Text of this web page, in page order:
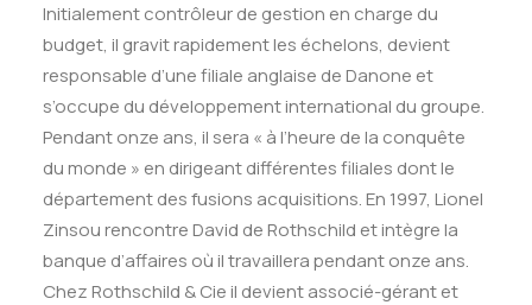
Initialement contrôleur de gestion en charge du
budget, il gravit rapidement les échelons, devient
responsable d’une filiale anglaise de Danone et
s’occupe du développement international du groupe.
Pendant onze ans, il sera « à l’heure de la conquête
du monde » en dirigeant différentes filiales dont le
département des fusions acquisitions. En 1997, Lionel
Zinsou rencontre David de Rothschild et intègre la
banque d’affaires où il travaillera pendant onze ans.
Chez Rothschild & Cie il devient associé-gérant et